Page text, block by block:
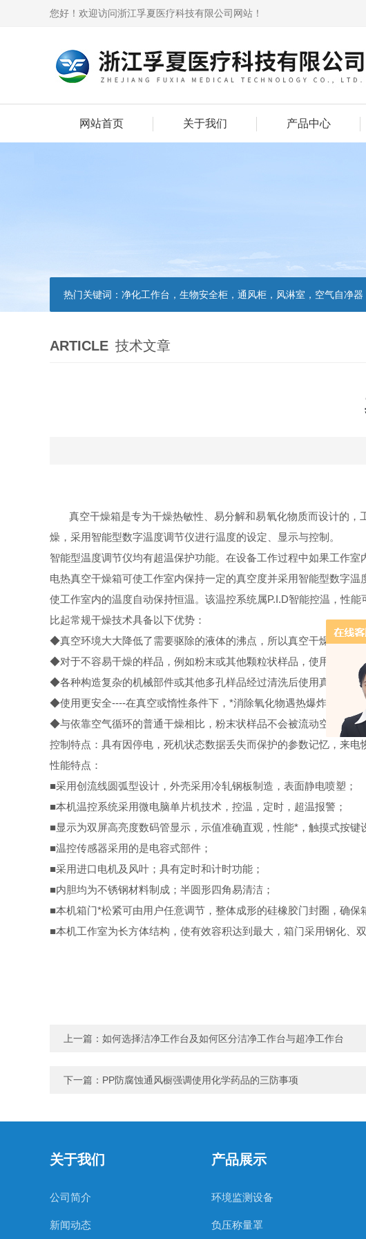
您好！欢迎访问浙江孚夏医疗科技有限公司网站！
网站首页 关于我们 产品中心
热门关键词： 净化工作台，生物安全柜，通风柜，风淋室，空气自净
ARTICLE 技术文章
真空干燥箱是专为干燥热敏性、易分解和易氧化物质而设计的
燥，采用智能型数字温度调节仪进行温度的设定、显示与控制。
智能型温度调节仪均有超温保护功能。在设备工作过程中如果工作
电热真空干燥箱可使工作室内保持一定的真空度并采用智能型数字
使工作室内的温度自动保持恒温。该温控系统属P.I.D智能控温，性能
比起常规干燥技术具备以下优势：
◆真空环境大大降低了需要驱除的液体的沸点，所以真空干燥可以轻
◆对于不容易干燥的样品，例如粉末或其他颗粒状样品，使用真空干
◆各种构造复杂的机械部件或其他多孔样品经过清洗后使用真空干燥
◆使用更安全----在真空或惰性条件下，*消除氧化物遇热爆炸的可能
◆与依靠空气循环的普通干燥相比，粉末状样品不会被流动空气吹动
控制特点：具有因停电，死机状态数据丢失而保护的参数记忆，来电
性能特点：
■采用创流线圆弧型设计，外壳采用冷轧钢板制造，表面静电喷塑；
■本机温控系统采用微电脑单片机技术，控温，定时，超温报警；
■显示为双屏高亮度数码管显示，示值准确直观，性能*，触摸式按键
■温控传感器采用的是电容式部件；
■采用进口电机及风叶；具有定时和计时功能；
■内胆均为不锈钢材料制成；半圆形四角易清洁；
■本机箱门*松紧可由用户任意调节，整体成形的硅橡胶门封圈，确保
■本机工作室为长方体结构，使有效容积达到最大，箱门采用钢化、
上一篇： 如何选择洁净工作台及如何区分洁净工作台与超净工作台
下一篇： PP防腐蚀通风橱强调使用化学药品的三防事项
关于我们
公司简介
新闻动态
产品展示
环境监测设备
负压称量罩